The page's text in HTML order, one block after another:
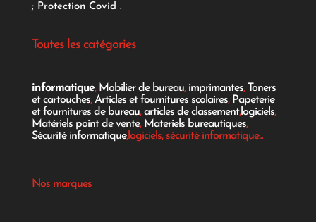
; Protection Covid .
Toutes les catégories
informatique, Mobilier de bureau, imprimantes, Toners
et cartouches,Articles et fournitures scolaires, Papeterie
et fournitures de bureau,articles de classement,logiciels,
Matériels point de vente, Materiels bureautiques,
Sécurité informatique,logiciels, sécurité informatique...
Nos marques